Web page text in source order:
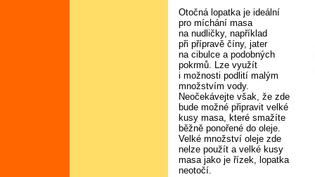
Otočná lopatka je ideální
pro míchání masa
na nudličky, například
při přípravě číny, jater
na cibulce a podobných
pokrmů. Lze využít
i možnosti podlití malým
množstvím vody.
Neočekávejte však, že zde
bude možné připravit velké
kusy masa, které smažíte
běžně ponořené do oleje.
Velké množství oleje zde
nelze použít a velké kusy
masa jako je řízek, lopatka
neotočí.